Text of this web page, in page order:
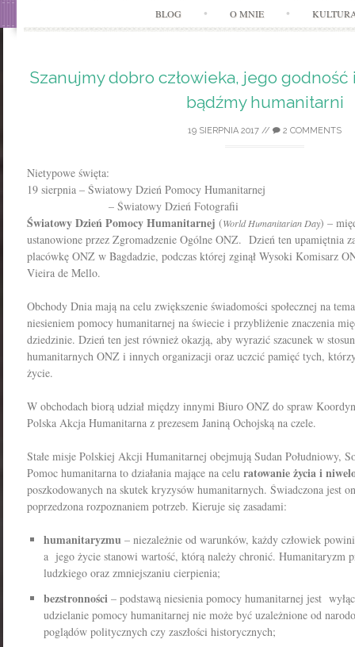
BLOG O MNIE
Szanujmy dobro człowieka, jego godność
bądźmy humanitarni
19 SIERPNIA 2017 // 2 COMMENTS
Nietypowe święta:
19 sierpnia – Światowy Dzień Pomocy Humanitarnej
– Światowy Dzień Fotografii
Światowy Dzień Pomocy Humanitarnej (World Humanitarian Day) –
ustanowione przez Zgromadzenie Ogólne ONZ. Dzień ten upamiętnia
placówkę ONZ w Bagdadzie, podczas której zginął Wysoki Komisarz
Vieira de Mello.
Obchody Dnia mają na celu zwiększenie świadomości społecznej na
niesieniem pomocy humanitarnej na świecie i przybliżenie znaczenia
dziedzinie. Dzień ten jest również okazją, aby wyrazić szacunek w
humanitarnych ONZ i innych organizacji oraz uczcić pamięć tych,
życie.
W obchodach biorą udział między innymi Biuro ONZ do spraw
Polska Akcja Humanitarna z prezesem Janiną Ochojską na czele.
Stałe misje Polskiej Akcji Humanitarnej obejmują Sudan Południowy,
Pomoc humanitarna to działania mające na celu ratowanie życiai
poszkodowanych na skutek kryzysów humanitarnych. Świadczona jest
poprzedzona rozpoznaniem potrzeb. Kieruje się zasadami:
humanitaryzmu – niezależnie od warunków, każdy człowiek
a jego życie stanowi wartość, którą należy chronić. Humanitaryzm
ludzkiego oraz zmniejszaniu cierpienia;
bezstronności – podstawą niesienia pomocy humanitarnej jest
udzielanie pomocy humanitarnej nie może być uzależnione od
poglądów politycznych czy zaszłości historycznych;